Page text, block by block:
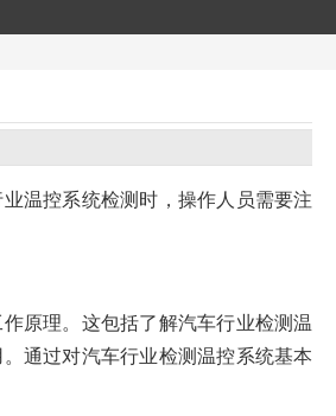
温控系统检测时，操作人员需要注
原理。这包括了解汽车行业检测温
通过对汽车行业检测温控系统基本